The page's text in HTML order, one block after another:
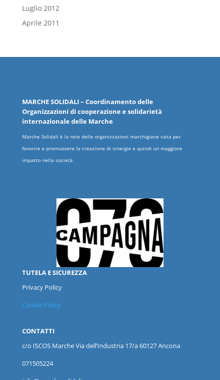
Luglio 2012
Aprile 2011
MARCHESOLIDALI– Coordinamento delle
Organizzazioni di cooperazione e solidarietà
internazionale delle Marche
Marche Solidali è la rete delle organizzazioni marchigiane nata per
favorire e promuovere la creazione di sinergie e quindi un maggiore
impatto nella società.
TUTELA E SICUREZZA
Privacy Policy
Cookie Policy
CONTATTI
c/o ISCOS MarcheVia dell’Industria 17/a 60127 Ancona
071505224